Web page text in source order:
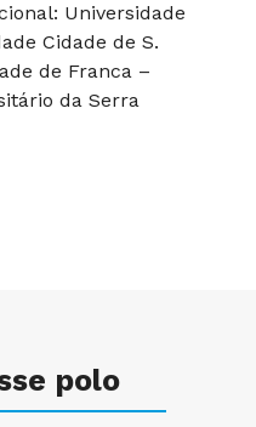
Universidade
Cidade de S.
de Franca –
da Serra
polo